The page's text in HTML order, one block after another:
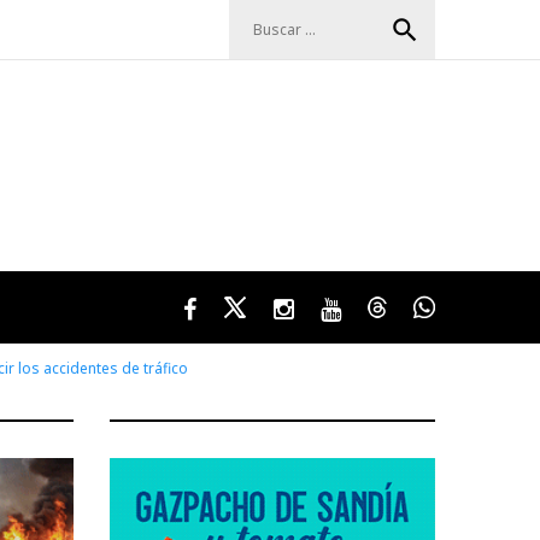
search
FacebookTwitterInstagramYoutubeThreadsWhatsApp
los accidentes de tráfico